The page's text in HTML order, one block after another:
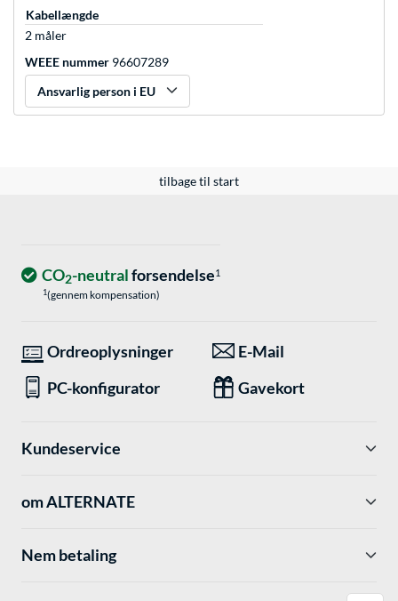
Kabellængde
2 måler
WEEE nummer 96607289
Ansvarlig person i EU
tilbage til start
CO2-neutralforsendelse1
1(gennem kompensation)
Ordreoplysninger
E-Mail
PC-konfigurator
Gavekort
Kundeservice
om ALTERNATE
Nem betaling